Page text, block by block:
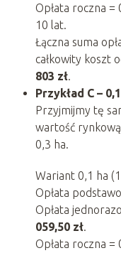
Opłata roczna =
10 lat.
Łączna suma
całkowity koszt
803 zł.
Przykład C –
Przyjmijmy tę
wartość rynkową
0,3 ha.
Wariant 0,1 ha
Opłata
Opłata
059,50 zł.
Opłata roczna =